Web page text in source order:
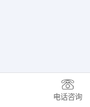
电话咨询